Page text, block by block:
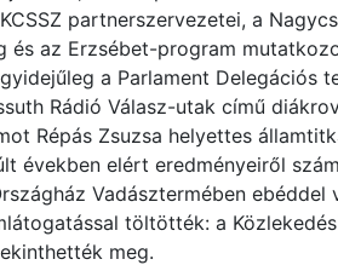
partnerszervezetei, a
és az Erzsébet-program
a Parlament Delegációs
Rádió Válasz-utak című
Répás Zsuzsa helyettes
években elért eredményeiről
Vadásztermében
töltötték: a
meg.